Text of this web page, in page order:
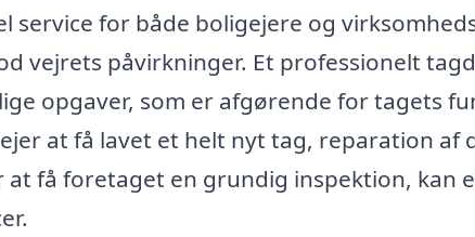
service for både boligejere og
vejrets påvirkninger. Et professionelt
opgaver, som er afgørende for tagets
at få lavet et helt nyt tag, reparation af
få foretaget en grundig inspektion, kan